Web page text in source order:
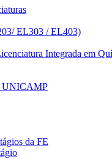
EL303 / EL403)
Integrada em
UNICAMP
da FE